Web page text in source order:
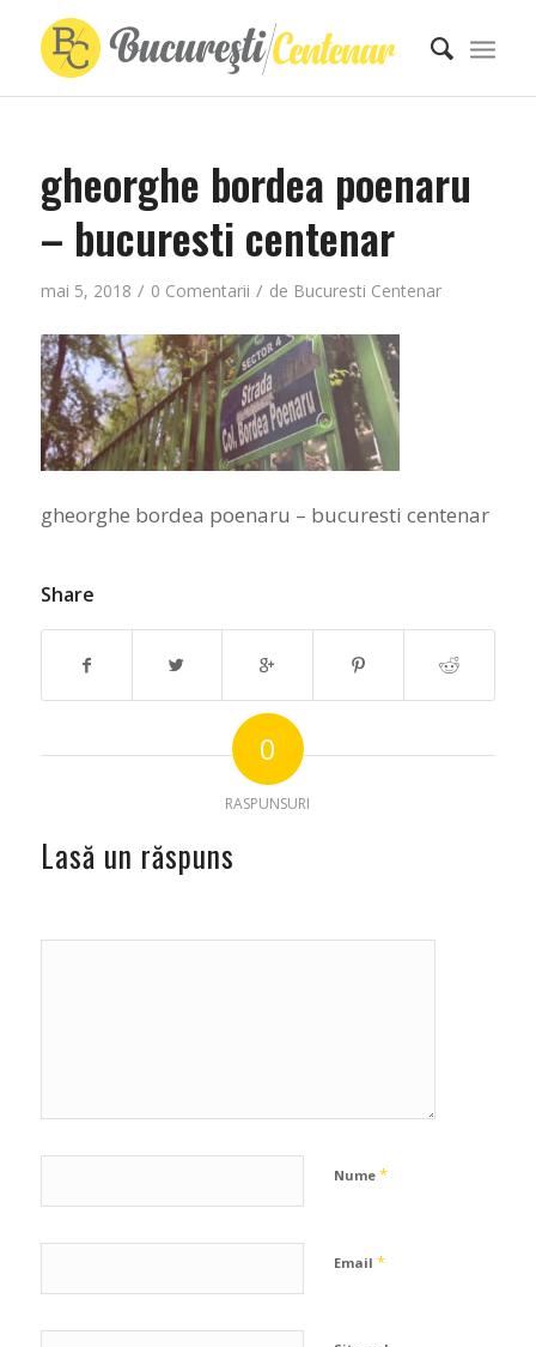
gheorghe bordea poenaru
– bucuresti centenar
mai 5, 2018 / 0 Comentarii / de Bucuresti Centenar
gheorghe bordea poenaru – bucuresti centenar
Share
0
RASPUNSURI
Lasă un răspuns
Nume *
Email *